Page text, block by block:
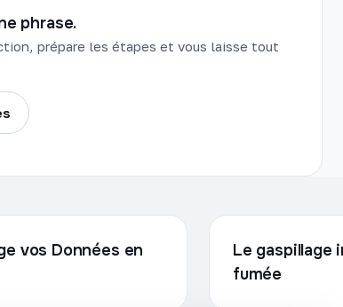
phrase.
prépare les étapes et vous laisse tout
vos Données en
Le gaspillage
fumée